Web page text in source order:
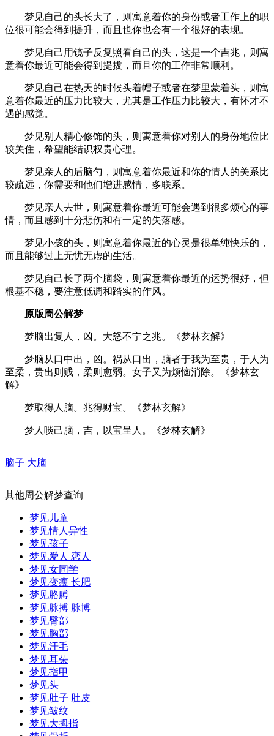
梦见自己的头长大了，则寓意着你的身份或者工作上的职
位很可能会得到提升，而且也你也会有一个很好的表现。
梦见自己用镜子反复照看自己的头，这是一个吉兆，则寓
意着你最近可能会得到提拔，而且你的工作非常顺利。
梦见自己在热天的时候头着帽子或者在梦里蒙着头，则寓
意着你最近的压力比较大，尤其是工作压力比较大，有怀才不
遇的感觉。
梦见别人精心修饰的头，则寓意着你对别人的身份地位比
较关住，希望能结识权贵心理。
梦见亲人的后脑勺，则寓意着你最近和你的情人的关系比
较疏远，你需要和他们增进感情，多联系。
梦见亲人去世，则寓意着你最近可能会遇到很多烦心的事
情，而且感到十分悲伤和有一定的失落感。
梦见小孩的头，则寓意着你最近的心灵是很单纯快乐的，
而且能够过上无忧无虑的生活。
梦见自己长了两个脑袋，则寓意着你最近的运势很好，但
根基不稳，要注意低调和踏实的作风。
原版周公解梦
梦脑出复人，凶。大怒不宁之兆。《梦林玄解》
梦脑从口中出，凶。祸从口出，脑者于我为至贵，于人为
至柔，贵出则贱，柔则愈弱。女子又为烦恼消除。《梦林玄
解》
梦取得人脑。兆得财宝。《梦林玄解》
梦人啖己脑，吉，以宝呈人。《梦林玄解》
脑子 大脑
其他周公解梦查询
梦见儿童
梦见情人异性
梦见孩子
梦见爱人 恋人
梦见女同学
梦见变瘦 长肥
梦见胳膊
梦见脉搏 脉博
梦见臀部
梦见胸部
梦见汗毛
梦见耳朵
梦见指甲
梦见头
梦见肚子 肚皮
梦见皱纹
梦见大拇指